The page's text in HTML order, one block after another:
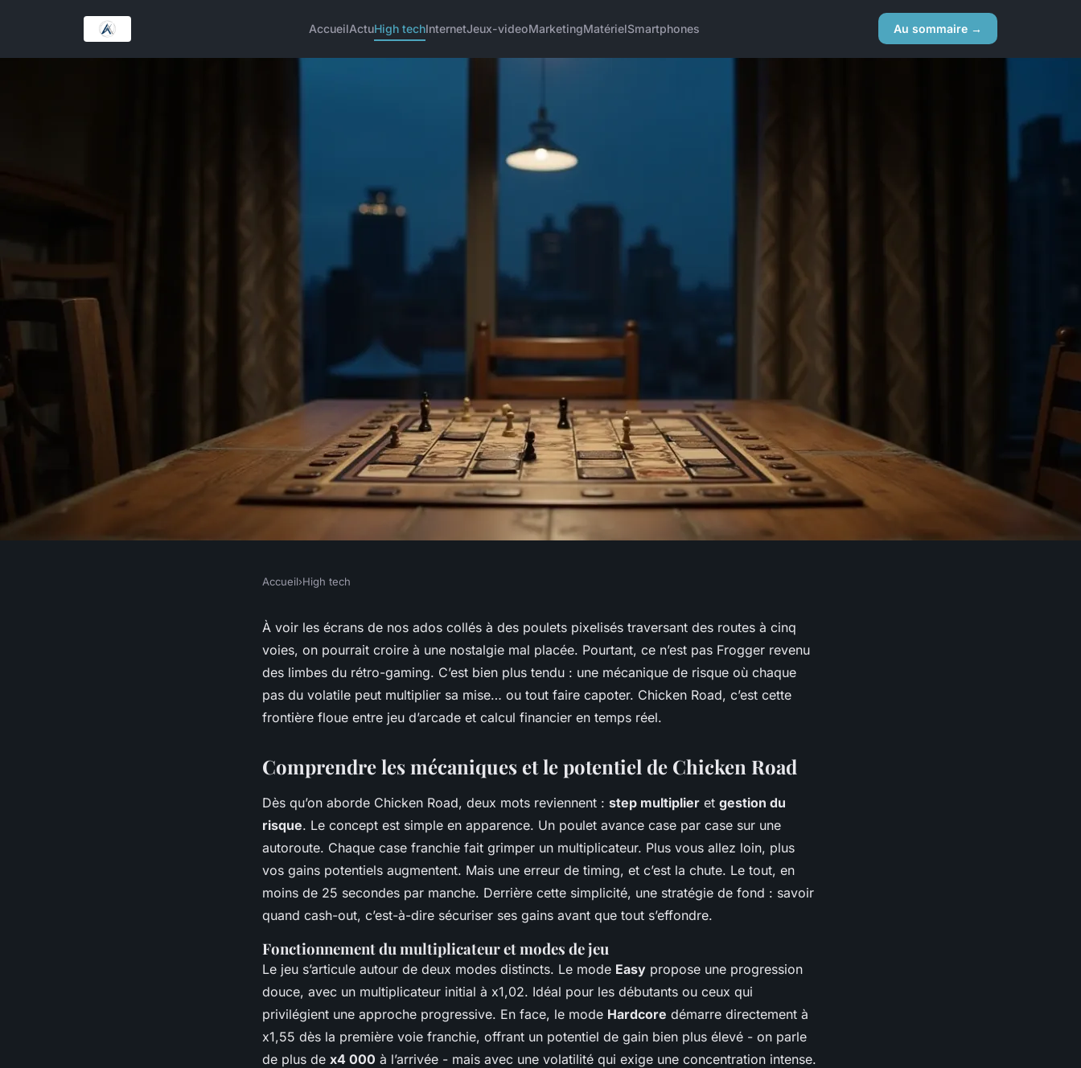
AccueilActuHigh techInternetJeux-videoMarketingMatérielSmartphones Au sommaire →
Le jeu Chicken Road : décryptage et
stratégies pour gagner
Accueil›High tech
À voir les écrans de nos ados collés à des poulets pixelisés traversant des routes à cinq
voies, on pourrait croire à une nostalgie mal placée. Pourtant, ce n’est pas Frogger revenu
des limbes du rétro-gaming. C’est bien plus tendu : une mécanique de risque où chaque
pas du volatile peut multiplier sa mise… ou tout faire capoter. Chicken Road, c’est cette
frontière floue entre jeu d’arcade et calcul financier en temps réel.
Comprendre les mécaniques et le potentiel de Chicken Road
Dès qu’on aborde Chicken Road, deux mots reviennent : step multiplier et gestion du
risque. Le concept est simple en apparence. Un poulet avance case par case sur une
autoroute. Chaque case franchie fait grimper un multiplicateur. Plus vous allez loin, plus
vos gains potentiels augmentent. Mais une erreur de timing, et c’est la chute. Le tout, en
moins de 25 secondes par manche. Derrière cette simplicité, une stratégie de fond : savoir
quand cash-out, c’est-à-dire sécuriser ses gains avant que tout s’effondre.
Fonctionnement du multiplicateur et modes de jeu
Le jeu s’articule autour de deux modes distincts. Le mode Easy propose une progression
douce, avec un multiplicateur initial à x1,02. Idéal pour les débutants ou ceux qui
privilégient une approche progressive. En face, le mode Hardcore démarre directement à
x1,55 dès la première voie franchie, offrant un potentiel de gain bien plus élevé - on parle
de plus de x4 000 à l’arrivée - mais avec une volatilité qui exige une concentration intense.